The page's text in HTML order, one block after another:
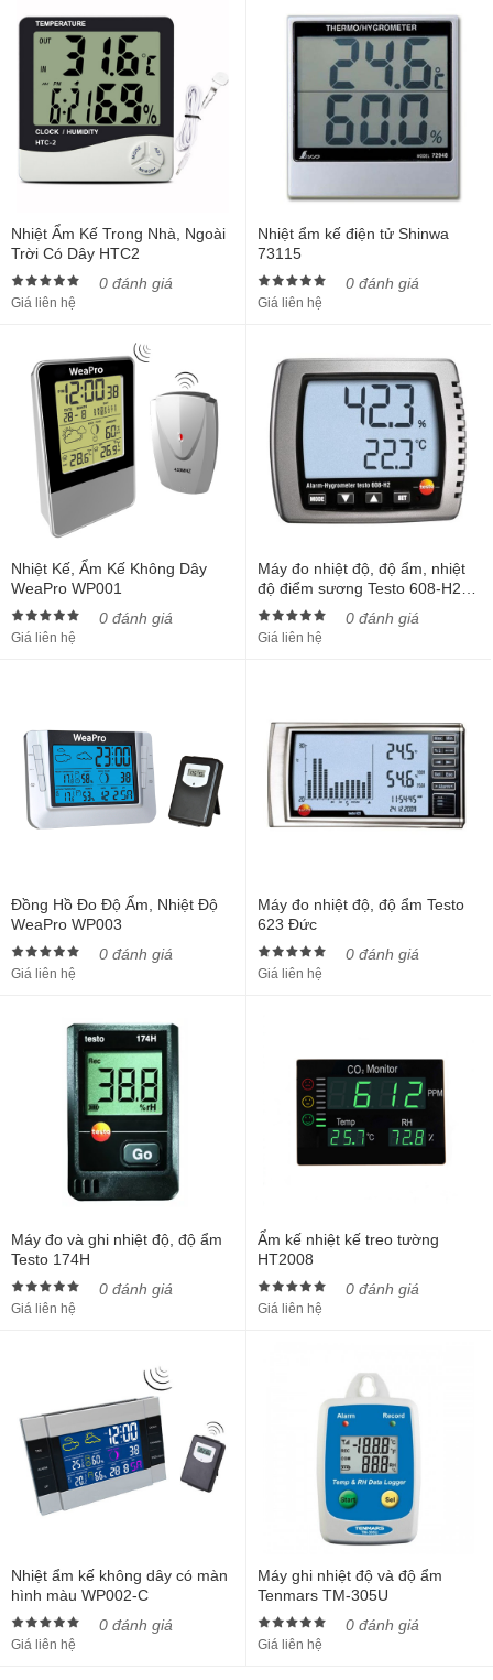
Nhiệt Ẩm Kế Trong Nhà, Ngoài
Trời Có Dây HTC2
0 đánh giá
Giá liên hệ
Nhiệt ẩm kế điện tử Shinwa
73115
0 đánh giá
Giá liên hệ
Nhiệt Kế, Ẩm Kế Không Dây
WeaPro WP001
0 đánh giá
Giá liên hệ
Máy đo nhiệt độ, độ ẩm, nhiệt
độ điểm sương Testo 608-H2
Đức
0 đánh giá
Giá liên hệ
Đồng Hồ Đo Độ Ẩm, Nhiệt Độ
WeaPro WP003
0 đánh giá
Giá liên hệ
Máy đo nhiệt độ, độ ẩm Testo
623 Đức
0 đánh giá
Giá liên hệ
Máy đo và ghi nhiệt độ, độ ẩm
Testo 174H
0 đánh giá
Giá liên hệ
Ẩm kế nhiệt kế treo tường
HT2008
0 đánh giá
Giá liên hệ
Nhiệt ẩm kế không dây có màn
hình màu WP002-C
0 đánh giá
Giá liên hệ
Máy ghi nhiệt độ và độ ẩm
Tenmars TM-305U
0 đánh giá
Giá liên hệ